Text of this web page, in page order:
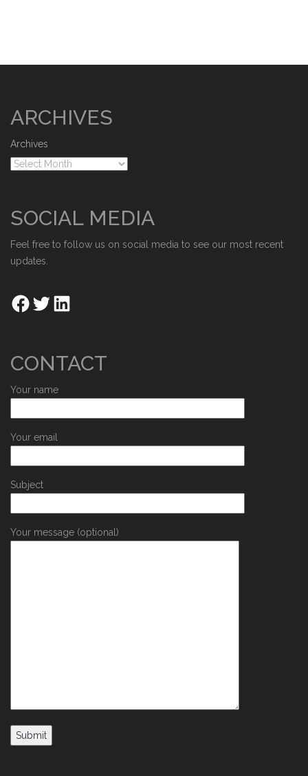
ARCHIVES
Archives
SOCIAL MEDIA
Feel free to follow us on social media to see our most recent
updates.
CONTACT
Your name
Your email
Subject
Your message (optional)